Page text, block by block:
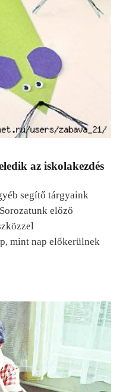
az iskolakezdés
segítő tárgyaink
előző
mint nap előkerülnek